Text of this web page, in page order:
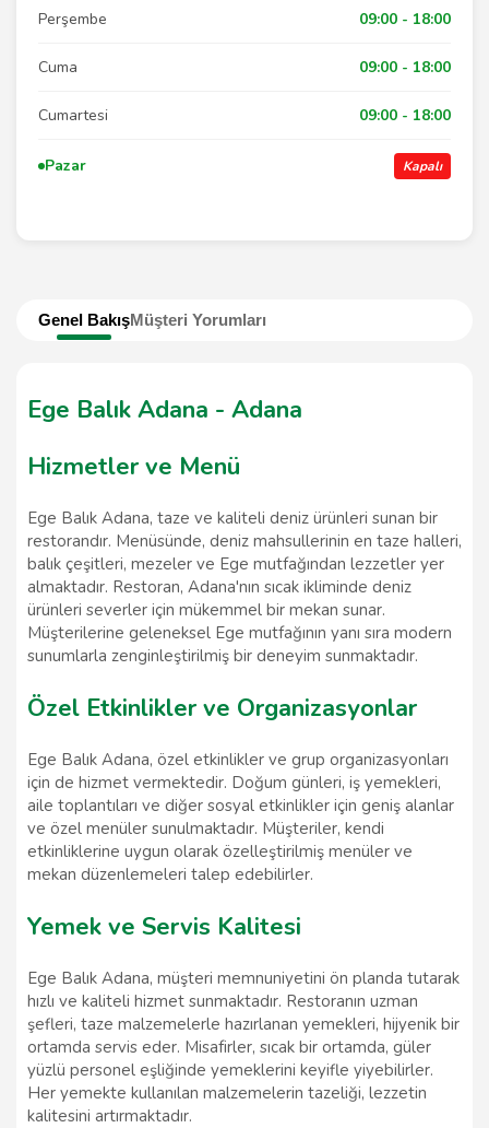
Genel BakışMüşteri Yorumları
Ege Balık Adana - Adana
Hizmetler ve Menü
Ege Balık Adana, taze ve kaliteli deniz ürünleri sunan bir
restorandır. Menüsünde, deniz mahsullerinin en taze halleri,
balık çeşitleri, mezeler ve Ege mutfağından lezzetler yer
almaktadır. Restoran, Adana'nın sıcak ikliminde deniz
ürünleri severler için mükemmel bir mekan sunar.
Müşterilerine geleneksel Ege mutfağının yanı sıra modern
sunumlarla zenginleştirilmiş bir deneyim sunmaktadır.
Özel Etkinlikler ve Organizasyonlar
Ege Balık Adana, özel etkinlikler ve grup organizasyonları
için de hizmet vermektedir. Doğum günleri, iş yemekleri,
aile toplantıları ve diğer sosyal etkinlikler için geniş alanlar
ve özel menüler sunulmaktadır. Müşteriler, kendi
etkinliklerine uygun olarak özelleştirilmiş menüler ve
mekan düzenlemeleri talep edebilirler.
Yemek ve Servis Kalitesi
Ege Balık Adana, müşteri memnuniyetini ön planda tutarak
hızlı ve kaliteli hizmet sunmaktadır. Restoranın uzman
şefleri, taze malzemelerle hazırlanan yemekleri, hijyenik bir
ortamda servis eder. Misafirler, sıcak bir ortamda, güler
yüzlü personel eşliğinde yemeklerini keyifle yiyebilirler.
Her yemekte kullanılan malzemelerin tazeliği, lezzetin
kalitesini artırmaktadır.
Perşembe 09:00 - 18:00
Cuma 09:00 - 18:00
Cumartesi 09:00 - 18:00
Pazar Kapalı